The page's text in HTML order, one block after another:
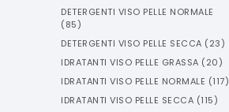
DETERGENTI VISO PELLE NORMALE
(85)
DETERGENTI VISO PELLE SECCA (23)
IDRATANTI VISO PELLE GRASSA (20)
IDRATANTI VISO PELLE NORMALE (117)
IDRATANTI VISO PELLE SECCA (115)